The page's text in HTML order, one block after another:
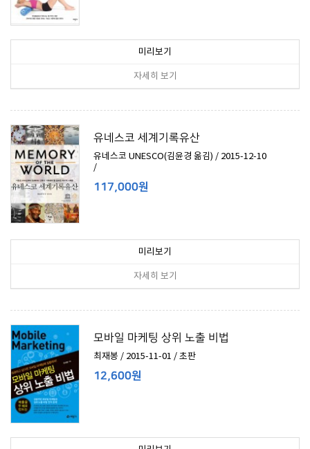
미리보기
자세히 보기
유네스코 세계기록유산
유네스코 UNESCO(김윤경 옮김) / 2015-12-10
/
117,000원
미리보기
자세히 보기
모바일 마케팅 상위 노출 비법
최재봉 / 2015-11-01 / 초판
12,600원